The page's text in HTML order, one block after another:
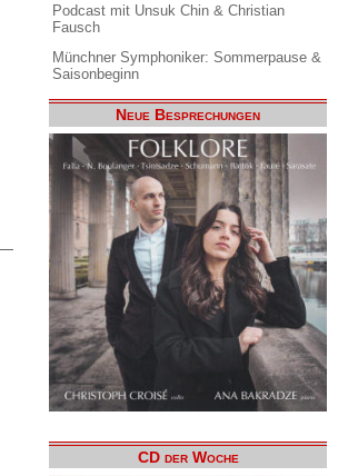
Podcast mit Unsuk Chin & Christian
Fausch
Münchner Symphoniker: Sommerpause &
Saisonbeginn
Neue Besprechungen
CD der Woche